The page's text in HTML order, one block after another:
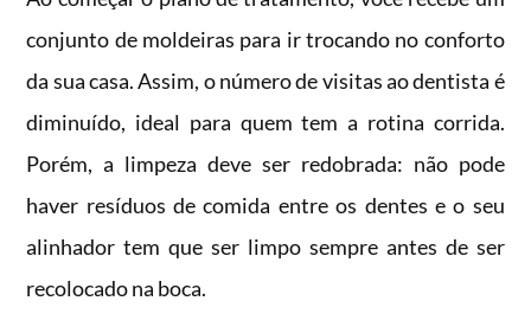
conjunto de moldeiras para ir trocando no conforto
da sua casa. Assim, o número de visitas ao dentista é
diminuído, ideal para quem tem a rotina corrida.
Porém, a limpeza deve ser redobrada: não pode
haver resíduos de comida entre os dentes e o seu
alinhador tem que ser limpo sempre antes de ser
recolocado na boca.